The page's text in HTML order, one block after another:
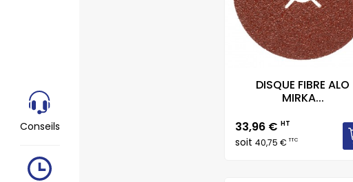
DISQUE FIBRE ALO
MIRKA...
Prix
33,96 € HT
soit 40,75 €TTC
Conseils